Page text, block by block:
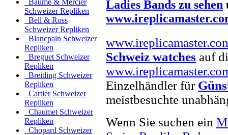
Baume & Mercier
Schweizer Repliken
Bell & Ross
Schweizer Repliken
Blancpain Schweizer
Repliken
Breguet Schweizer
Repliken
Breitling Schweizer
Repliken
Cartier Schweizer
Repliken
Chaumet Schweizer
Repliken
Chopard Schweizer
Ladies Bands zu sehen
Schweiz watches auf
Einzelhändler für
meistbesuchte
Wenn Sie suchen ein